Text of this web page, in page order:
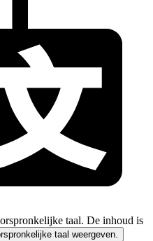
taal. De inhoud is
taal weergeven.